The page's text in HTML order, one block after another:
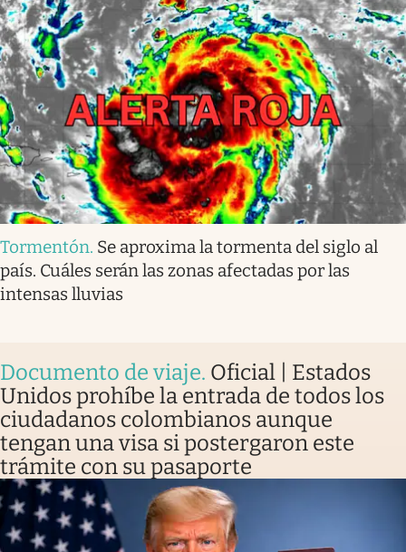
Tormentón. Se aproxima la tormenta del siglo al
país. Cuáles serán las zonas afectadas por las
intensas lluvias
Documento de viaje. Oficial | Estados
Unidos prohíbe la entrada de todos los
ciudadanos colombianos aunque
tengan una visa si postergaron este
trámite con su pasaporte